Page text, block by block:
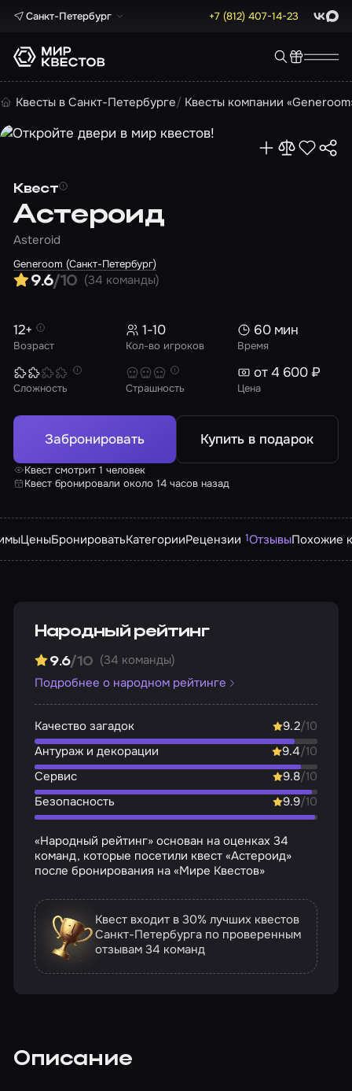
Санкт-Петербург +7 (812) 407-14-23 Max
Квесты в Санкт-Петербурге Квесты компании
Квест
Астероид
Asteroid
Generoom (Санкт-Петербург)
9.6/10 (34 команды)
Возраст
12+
Кол-во игроков
1-10
Время
60 мин
Сложность Страшность Цена
от 4 600 ₽
Забронировать Купить в подарок
Квест смотрит 1 человек
Квест бронировали около 14 часов назад
ЦеныБронироватьКатегорииРецензии 1ОтзывыПохожие
Народный рейтинг
9.6/10 (34 команды)
Подробнее о народном рейтинге
Качество загадок 9.2/10
Антураж и декорации
9.4/10
Сервис
9.8/10
Безопасность
9.9/10
«Народный рейтинг» основан на оценках 34
команд, которые посетили квест «Астероид»
после бронирования на «Мире Квестов»
Квест входит в 30% лучших квестов
Санкт-Петербурга по проверенным
отзывам34 команд
Описание